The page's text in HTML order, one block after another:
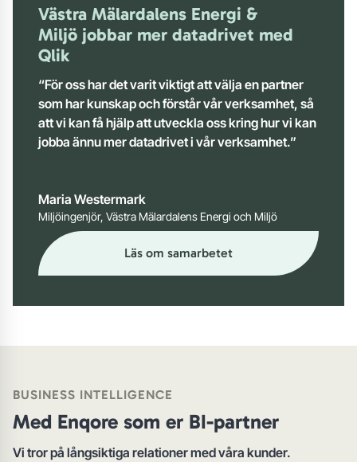
Västra Mälardalens Energi &
Miljö jobbar mer datadrivet med
Qlik
“För oss har det varit viktigt att välja en partner
som har kunskap och förstår vår verksamhet, så
att vi kan få hjälp att utveckla oss kring hur vi kan
jobba ännu mer datadrivet i vår verksamhet.”
Maria Westermark
Miljöingenjör, Västra Mälardalens Energi och Miljö
Läs om samarbetet
BUSINESS INTELLIGENCE
Med Enqore som er BI-partner
Vi tror på långsiktiga relationer med våra kunder.